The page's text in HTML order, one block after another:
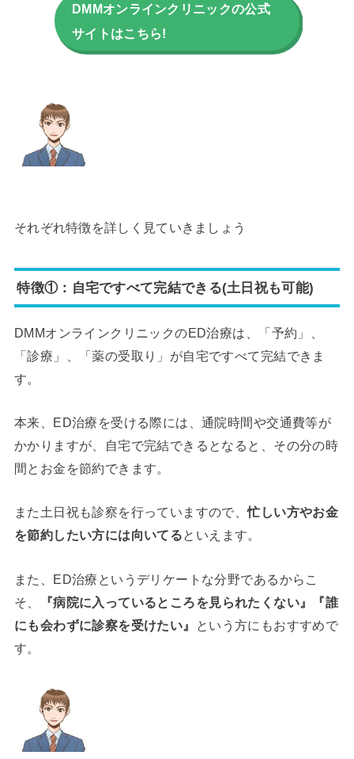
DMMオンラインクリニックの公式
サイトはこちら!
それぞれ特徴を詳しく見ていきましょう
特徴①：自宅ですべて完結できる(土日祝も可能)
DMMオンラインクリニックのED治療は、「予約」、
「診療」、「薬の受取り」が自宅ですべて完結できま
す。
本来、ED治療を受ける際には、通院時間や交通費等が
かかりますが、自宅で完結できるとなると、その分の時
間とお金を節約できます。
また土日祝も診察を行っていますので、忙しい方やお金
を節約したい方には向いてるといえます。
また、ED治療というデリケートな分野であるからこ
そ、
『病院に入っているところを見られたくない』『誰
にも会わずに診察を受けたい』
という方にもおすすめで
す。